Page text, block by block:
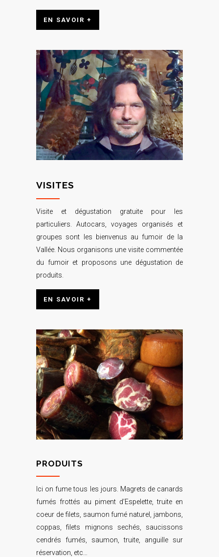
EN SAVOIR +
VISITES
Visite et dégustation gratuite pour les
particuliers. Autocars, voyages organisés et
groupes sont les bienvenus au fumoir de la
Vallée. Nous organisons une visite commentée
du fumoir et proposons une dégustation de
produits.
EN SAVOIR +
PRODUITS
Ici on fume tous les jours. Magrets de canards
fumés frottés au piment d’Espelette, truite en
coeur de filets, saumon fumé naturel, jambons,
coppas, filets mignons sechés, saucissons
cendrés fumés, saumon, truite, anguille sur
réservation, etc…